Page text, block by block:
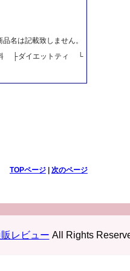
名は記載致しません。
料 ├ダイエットティ └
TOPページ| 次のページ
レビュー All Rights